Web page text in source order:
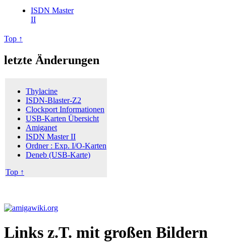
ISDN Master
II
Top ↑
letzte Änderungen
Thylacine
ISDN-Blaster-Z2
Clockport Informationen
USB-Karten Übersicht
Amiganet
ISDN Master II
Ordner : Exp. I/O-Karten
Deneb (USB-Karte)
Top ↑
Links z.T. mit großen Bildern